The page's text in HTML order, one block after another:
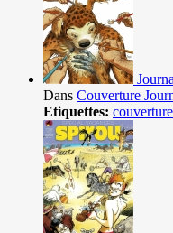
Dans Couverture
Etiquettes: couverture